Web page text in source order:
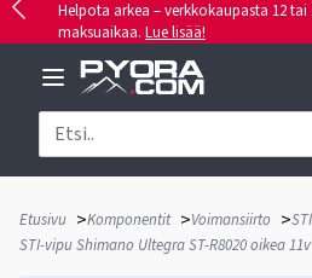
Helpota arkea – verkkokaupasta 12
maksuaikaa. Lue lisää!
Etusivu >Komponentit >Voimansiirto >
STI-vipu Shimano Ultegra ST-R8020 oikea 11v